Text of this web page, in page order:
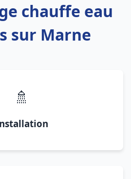
chauffe eau
sur Marne
🚿